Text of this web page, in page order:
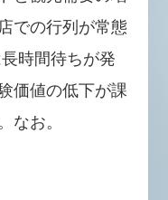
での行列が常態
時間待ちが発
価値の低下が課
なお。